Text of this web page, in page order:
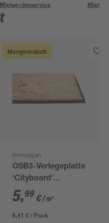
Mietgeräteservice
Mengenrabatt
Kronospan
OSB3-Verlegeplatte
'Cityboard'
ungeschliffen 1690 x
634 x 12 mm
5,99 €/ m²
6,41 € / Pack